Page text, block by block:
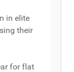
in elite
their
for flat